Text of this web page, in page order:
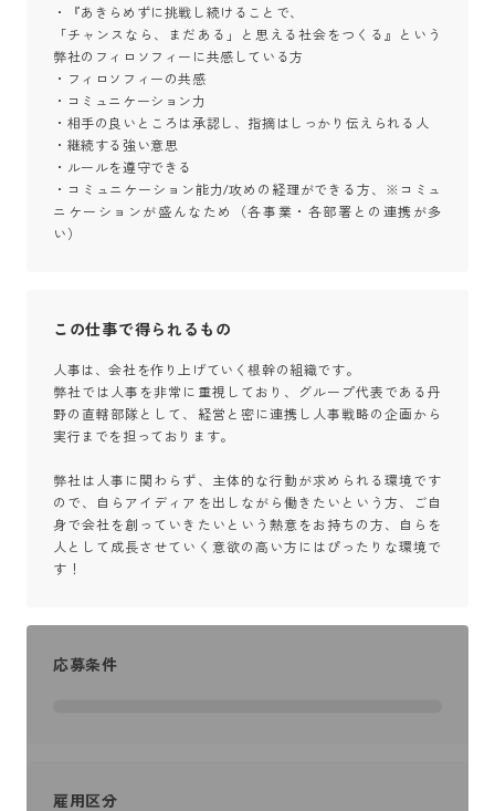
・『あきらめずに挑戦し続けることで、
「チャンスなら、まだある」と思える社会をつくる』という
弊社のフィロソフィーに共感している方
・フィロソフィーの共感
・コミュニケーション力
・相手の良いところは承認し、指摘はしっかり伝えられる人
・継続する強い意思
・ルールを遵守できる
・コミュニケーション能力/攻めの経理ができる方、※コミュ
ニケーションが盛んなため（各事業・各部署との連携が多
い）
この仕事で得られるもの
人事は、会社を作り上げていく根幹の組織です。
弊社では人事を非常に重視しており、グループ代表である丹
野の直轄部隊として、経営と密に連携し人事戦略の企画から
実行までを担っております。
弊社は人事に関わらず、主体的な行動が求められる環境です
ので、自らアイディアを出しながら働きたいという方、ご自
身で会社を創っていきたいという熱意をお持ちの方、自らを
人として成長させていく意欲の高い方にはぴったりな環境で
す！
応募条件
雇用区分